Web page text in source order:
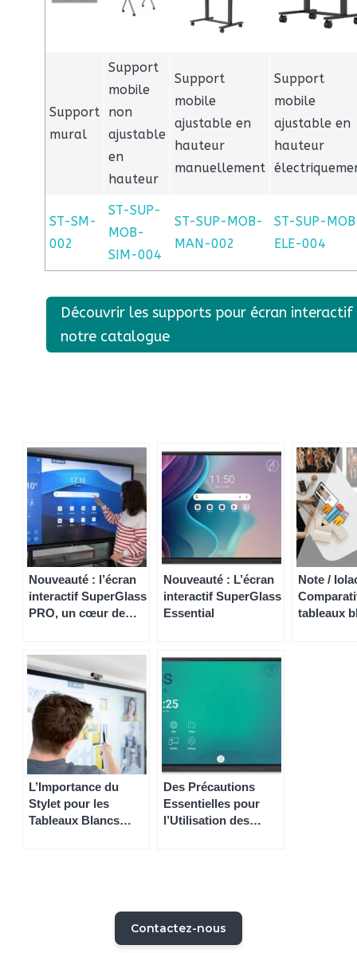
Support
mural
Support
mobile
non
ajustable
en
hauteur
Support
mobile
ajustable en
hauteur
manuellement
Support
mobile
ajustable en
hauteur
ST-SM-
002
ST-SUP-
MOB-
SIM-004
ST-SUP-MOB-
MAN-002
ST-SUP-
ELE-004
Découvrir les supports pour écran interactif
notre catalogue
Nouveauté : l’écran
interactif SuperGlass
PRO, un cœur de
Nouveauté : L’écran
interactif SuperGlass
Essential
Note /
tableaux
L’Importance du
Stylet pour les
Tableaux Blancs
Des Précautions
Essentielles pour
l’Utilisation des
Contactez-nous